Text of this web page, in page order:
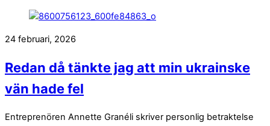
24 februari, 2026
Redan då tänkte jag att min ukrainske
vän hade fel
Entreprenören Annette Granéli skriver personlig betraktelse